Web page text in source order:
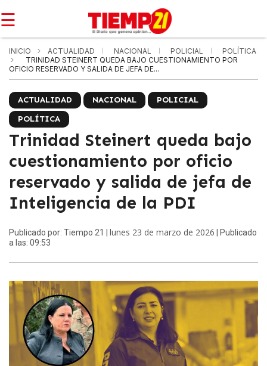
☰
INICIO ACTUALIDAD NACIONAL POLICIAL
POLÍTICA
TRINIDAD STEINERT QUEDA BAJO CUESTIONAMIENTO POR
OFICIO RESERVADO Y SALIDA DE JEFA DE...
ACTUALIDAD NACIONAL
POLICIAL
POLÍTICA
Trinidad Steinert queda bajo
cuestionamiento por oficio
reservado y salida de jefa de
Inteligencia de la PDI
Publicado por: Tiempo 21 | lunes 23 de marzo de 2026 | Publicado
a las: 09:53